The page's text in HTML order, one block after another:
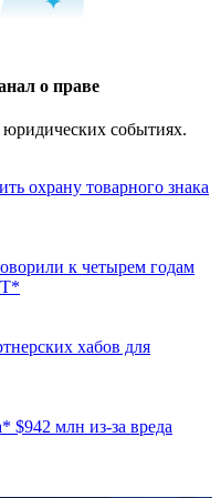
о праве
событиях.
охрану товарного знака
к четырем годам
хабов для
млн из-за вреда